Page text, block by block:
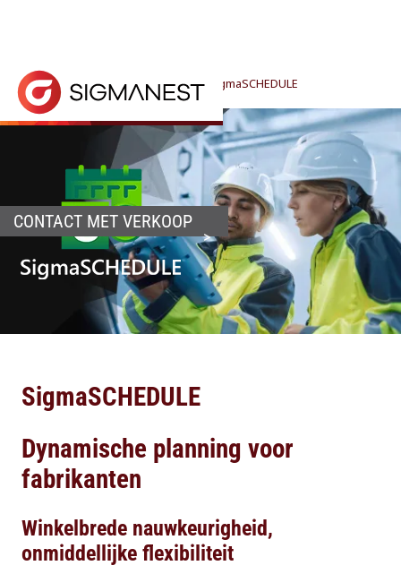
Home> Producten >Shop Floor> SigmaSCHEDULE
SigmaSCHEDULE biedt echte dynamische
CONTACT MET VERKOOP
SigmaSCHEDULE
Dynamische planning voor
fabrikanten
Winkelbrede nauwkeurigheid,
onmiddellijke flexibiliteit